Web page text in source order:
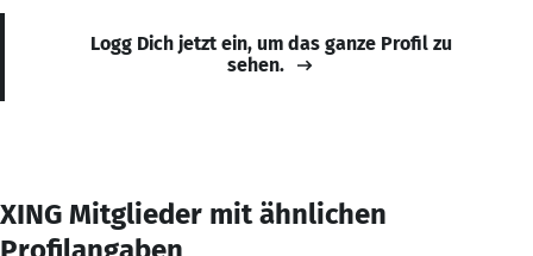
Logg Dich jetzt ein, um das ganze Profil zu
sehen.
XING Mitglieder mit ähnlichen